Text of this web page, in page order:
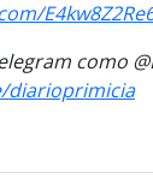
como
diarioprimicia